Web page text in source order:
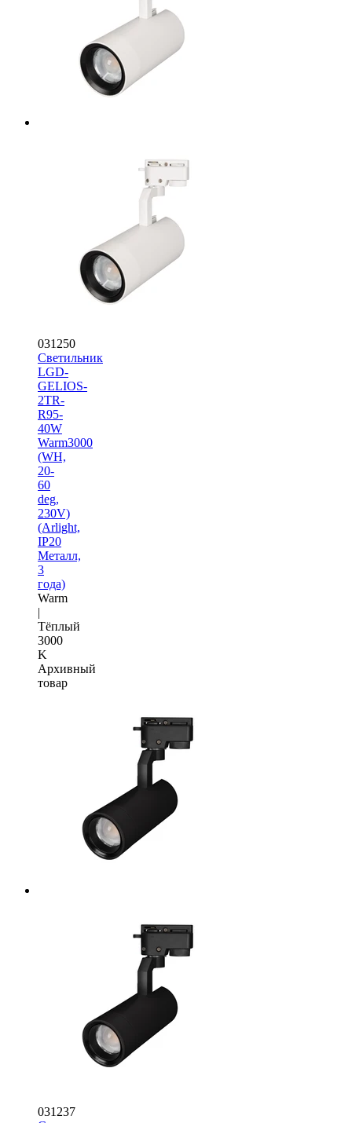
031250
Светильник
LGD-
GELIOS-
2TR-
R95-
40W
Warm3000
(WH,
20-
60
deg,
230V)
(Arlight,
IP20
Металл,
3
года)
Warm
|
Тёплый
3000
K
Архивный
товар
031237